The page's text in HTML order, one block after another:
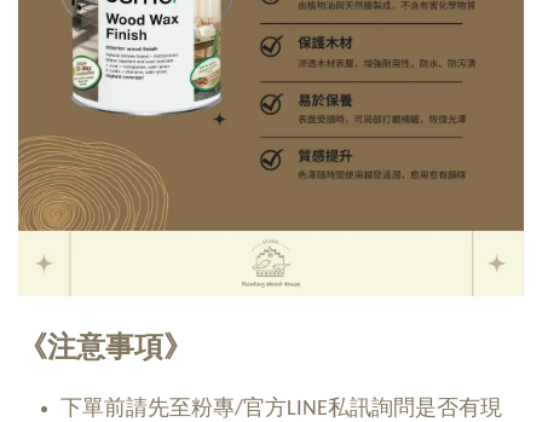
《注意事項》
下單前請先至粉專/官方LINE私訊詢問是否有現